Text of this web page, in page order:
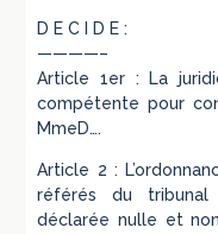
D E C I D E :
————–
Article 1er : La
compétente pour
MmeD….
Article 2 :
référés du
déclarée nulle et